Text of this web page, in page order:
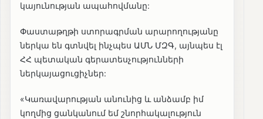
կայունության ապահովմանը:
Փաստաթղթի ստորագրման արարողությանը
ներկա են գտնվել ինչպես ԱՄՆ ՄԶԳ, այնպես էլ
ՀՀ պետական գերատեսչությունների
ներկայացուցիչներ:
«Կառավարության անունից և անձամբ իմ
կողմից ցանկանում եմ շնորհակալություն